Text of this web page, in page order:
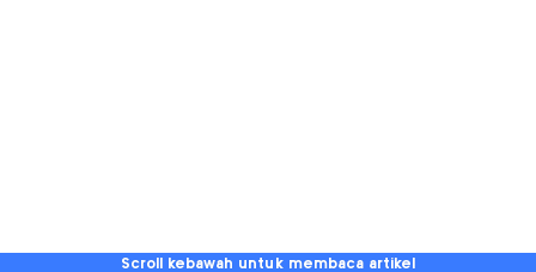
Scroll kebawah untuk membaca artikel